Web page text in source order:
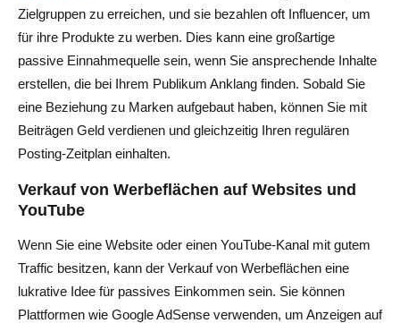
Zielgruppen zu erreichen, und sie bezahlen oft Influencer, um
für ihre Produkte zu werben. Dies kann eine großartige
passive Einnahmequelle sein, wenn Sie ansprechende Inhalte
erstellen, die bei Ihrem Publikum Anklang finden. Sobald Sie
eine Beziehung zu Marken aufgebaut haben, können Sie mit
Beiträgen Geld verdienen und gleichzeitig Ihren regulären
Posting-Zeitplan einhalten.
Verkauf von Werbeflächen auf Websites und
YouTube
Wenn Sie eine Website oder einen YouTube-Kanal mit gutem
Traffic besitzen, kann der Verkauf von Werbeflächen eine
lukrative Idee für passives Einkommen sein. Sie können
Plattformen wie Google AdSense verwenden, um Anzeigen auf